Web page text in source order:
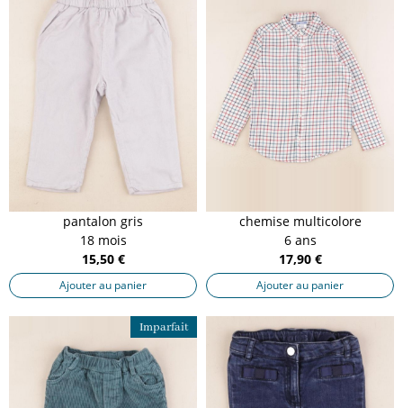
pantalon gris
18 mois
15,50 €
Ajouter au panier
chemise multicolore
6 ans
17,90 €
Ajouter au panier
Imparfait